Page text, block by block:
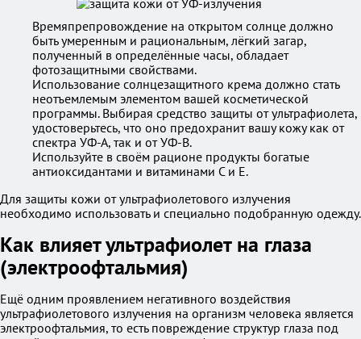
Времяпрепровождение на открытом солнце должно
быть умеренным и рациональным, лёгкий загар,
полученный в определённые часы, обладает
фотозащитными свойствами.
Использование солнцезащитного крема должно стать
неотъемлемым элементом вашей косметической
программы. Выбирая средство защиты от ультрафиолета,
удостоверьтесь, что оно предохранит вашу кожу как от
спектра УФ-А, так и от УФ-В.
Используйте в своём рационе продукты богатые
антиоксидантами и витаминами C и E.
Для защиты кожи от ультрафиолетового излучения
необходимо использовать и специально подобранную одежду.
Как влияет ультрафиолет на глаза
(электроофтальмия)
Ещё одним проявлением негативного воздействия
ультрафиолетового излучения на организм человека является
электроофтальмия, то есть повреждение структур глаза под